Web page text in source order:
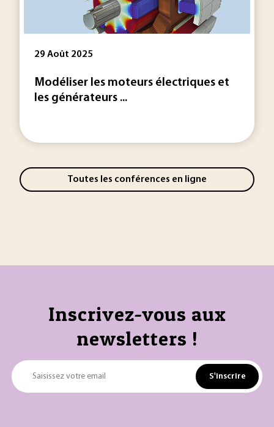
29 Août 2025
Modéliser les moteurs électriques et
les générateurs ...
Toutes les conférences en ligne
Inscrivez-vous aux
newsletters !
Saisissez votre email S'inscrire